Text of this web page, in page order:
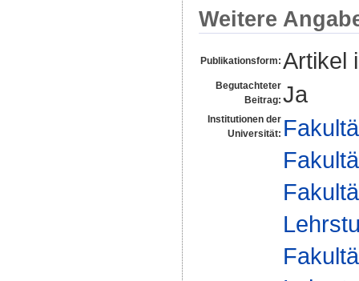
Weitere
Publikationsform: Artikel
Begutachteter
Beitrag: Ja
Institutionen der
Universität: